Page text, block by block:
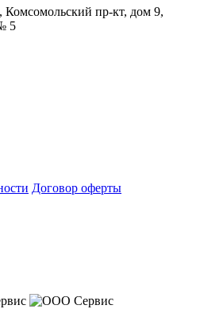
Комсомольский пр-кт, дом 9,
5
Договор оферты